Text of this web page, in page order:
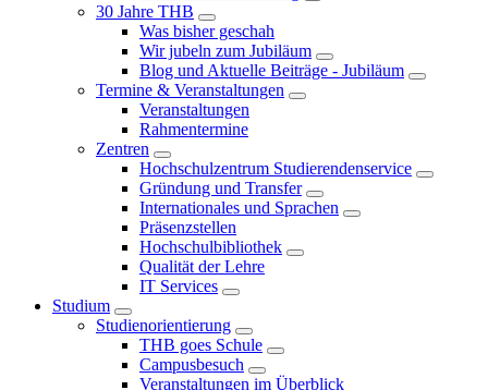
30 Jahre THB
Was bisher geschah
Wir jubeln zum Jubiläum
Blog und Aktuelle Beiträge - Jubiläum
Termine & Veranstaltungen
Veranstaltungen
Rahmentermine
Zentren
Hochschulzentrum Studierendenservice
Gründung und Transfer
Internationales und Sprachen
Präsenzstellen
Hochschulbibliothek
Qualität der Lehre
IT Services
Studium
Studienorientierung
THB goes Schule
Campusbesuch
Veranstaltungen im Überblick